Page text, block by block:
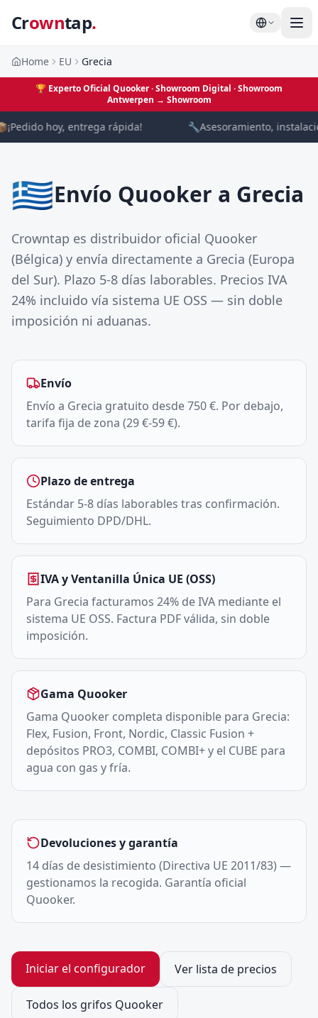
Crowntap.
Home EU Grecia
🏆 Experto Oficial Quooker · Showroom Digital · Showroom
Antwerpen → Showroom
¡Pedido hoy, entrega rápida! 🔧Asesoramiento,
🇬🇷Envío Quooker a Grecia
Crowntap es distribuidor oficial Quooker
(Bélgica) y envía directamente a Grecia (Europa
del Sur). Plazo 5-8 días laborables. Precios IVA
24% incluido vía sistema UE OSS — sin doble
imposición ni aduanas.
Envío
Envío a Grecia gratuito desde 750 €. Por debajo,
tarifa fija de zona (29 €-59 €).
Plazo de entrega
Estándar 5-8 días laborables tras confirmación.
Seguimiento DPD/DHL.
IVA y Ventanilla Única UE (OSS)
Para Grecia facturamos 24% de IVA mediante el
sistema UE OSS. Factura PDF válida, sin doble
imposición.
Gama Quooker
Gama Quooker completa disponible para Grecia:
Flex, Fusion, Front, Nordic, Classic Fusion +
depósitos PRO3, COMBI, COMBI+ y el CUBE para
agua con gas y fría.
Devoluciones y garantía
14 días de desistimiento (Directiva UE 2011/83) —
gestionamos la recogida. Garantía oficial
Quooker.
Iniciar el configurador Ver lista de precios
Todos los grifos Quooker